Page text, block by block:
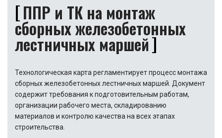
ППР и ТК на монтаж
сборных железобетонных
лестничных маршей
Технологическая карта регламентирует процесс монтажа
сборных железобетонных лестничных маршей. Документ
содержит требования к подготовительным работам,
организации рабочего места, складированию
материалов и контролю качества на всех этапах
строительства.